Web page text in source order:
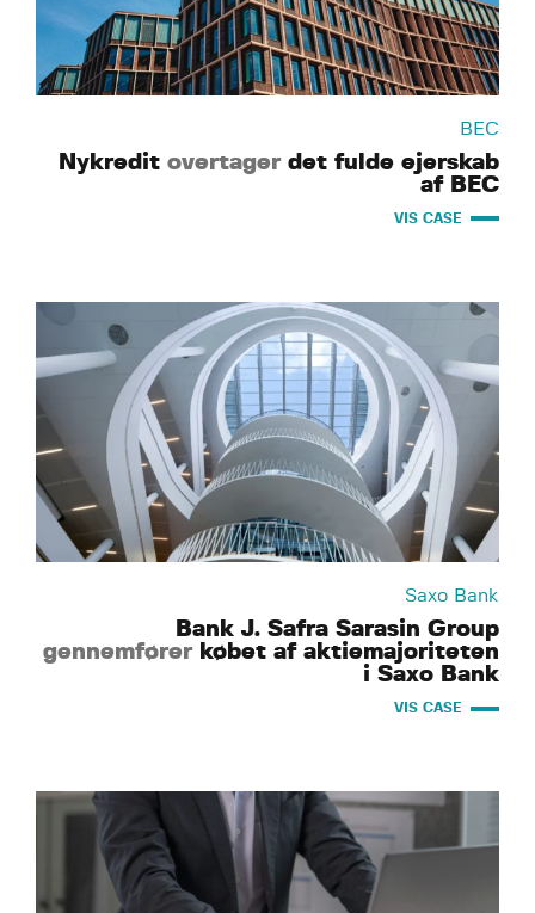
BEC
Nykredit overtagerdet fulde ejerskab
af BEC
VIS CASE
Saxo Bank
Bank J. Safra Sarasin Group
gennemførerkøbet af aktiemajoriteten
i Saxo Bank
VIS CASE